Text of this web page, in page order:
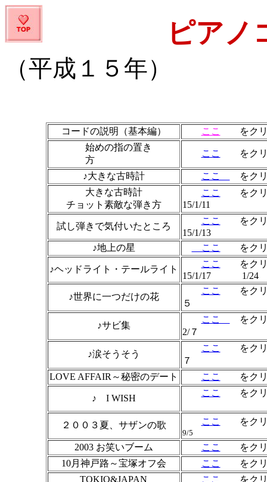
ピアノ
（平成１５年）
コードの説明（基本編） ここ
をク
始めの指の置き
方
ここ をクリ
♪大きな古時計 ここ
を
大きな古時計
チョット素敵な弾き方
ここ
をク
15/1/11
試し弾きで気付いたところ
ここ
15/1/13
♪地上の星
ここ
♪ヘッドライト・テールライト
ここ
15/1/17 1/24
♪世界に一つだけの花
ここ
をク
♪サビ集
ここ
をク
2/７
♪涙そうそう
ここ
をク
LOVE AFFAIR～秘密のデート
ここ をクリ
♪ I WISH
ここ
をクリ
２００３夏、サザンの歌
ここ をク
9/5
2003 お笑いブーム ここ
をクリ
10月神戸路～宝塚オフ会
ここ
をクリ
TOKIO&JAPAN
ここ をクリ